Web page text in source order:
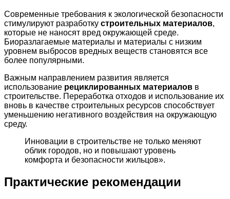
Современные требования к экологической безопасности
стимулируют разработку строительных материалов,
которые не наносят вред окружающей среде.
Биоразлагаемые материалы и материалы с низким
уровнем выбросов вредных веществ становятся все
более популярными.
Важным направлением развития является
использование рециклированных материалов в
строительстве. Переработка отходов и использование их
вновь в качестве строительных ресурсов способствует
уменьшению негативного воздействия на окружающую
среду.
Инновации в строительстве не только меняют
облик городов, но и повышают уровень
комфорта и безопасности жильцов».
Практические рекомендации